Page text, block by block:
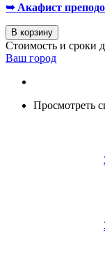
➥ Акафист
В корзину
Стоимость и сроки
Ваш город
Просмотреть